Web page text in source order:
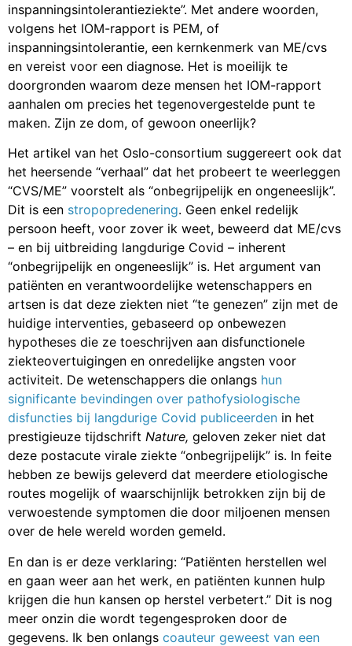
inspanningsintolerantieziekte”. Met andere woorden,
volgens het IOM-rapport is PEM, of
inspanningsintolerantie, een kernkenmerk van ME/cvs
en vereist voor een diagnose. Het is moeilijk te
doorgronden waarom deze mensen het IOM-rapport
aanhalen om precies het tegenovergestelde punt te
maken. Zijn ze dom, of gewoon oneerlijk?
Het artikel van het Oslo-consortium suggereert ook dat
het heersende “verhaal” dat het probeert te weerleggen
“CVS/ME” voorstelt als “onbegrijpelijk en ongeneeslijk”.
Dit is een stropopredenering. Geen enkel redelijk
persoon heeft, voor zover ik weet, beweerd dat ME/cvs
– en bij uitbreiding langdurige Covid – inherent
“onbegrijpelijk en ongeneeslijk” is. Het argument van
patiënten en verantwoordelijke wetenschappers en
artsen is dat deze ziekten niet “te genezen” zijn met de
huidige interventies, gebaseerd op onbewezen
hypotheses die ze toeschrijven aan disfunctionele
ziekteovertuigingen en onredelijke angsten voor
activiteit. De wetenschappers die onlangs hun
significante bevindingen over pathofysiologische
disfuncties bij langdurige Covid publiceerden in het
prestigieuze tijdschrift Nature, geloven zeker niet dat
deze postacute virale ziekte “onbegrijpelijk” is. In feite
hebben ze bewijs geleverd dat meerdere etiologische
routes mogelijk of waarschijnlijk betrokken zijn bij de
verwoestende symptomen die door miljoenen mensen
over de hele wereld worden gemeld.
En dan is er deze verklaring: “Patiënten herstellen wel
en gaan weer aan het werk, en patiënten kunnen hulp
krijgen die hun kansen op herstel verbetert.” Dit is nog
meer onzin die wordt tegengesproken door de
gegevens. Ik ben onlangs coauteur geweest van een